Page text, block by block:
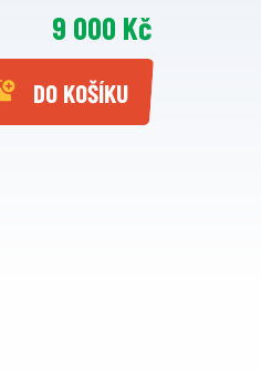
9 000 Kč
DO KOŠÍKU